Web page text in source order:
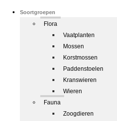
Soortgroepen
Flora
Vaatplanten
Mossen
Korstmossen
Paddenstoelen
Kranswieren
Wieren
Fauna
Zoogdieren